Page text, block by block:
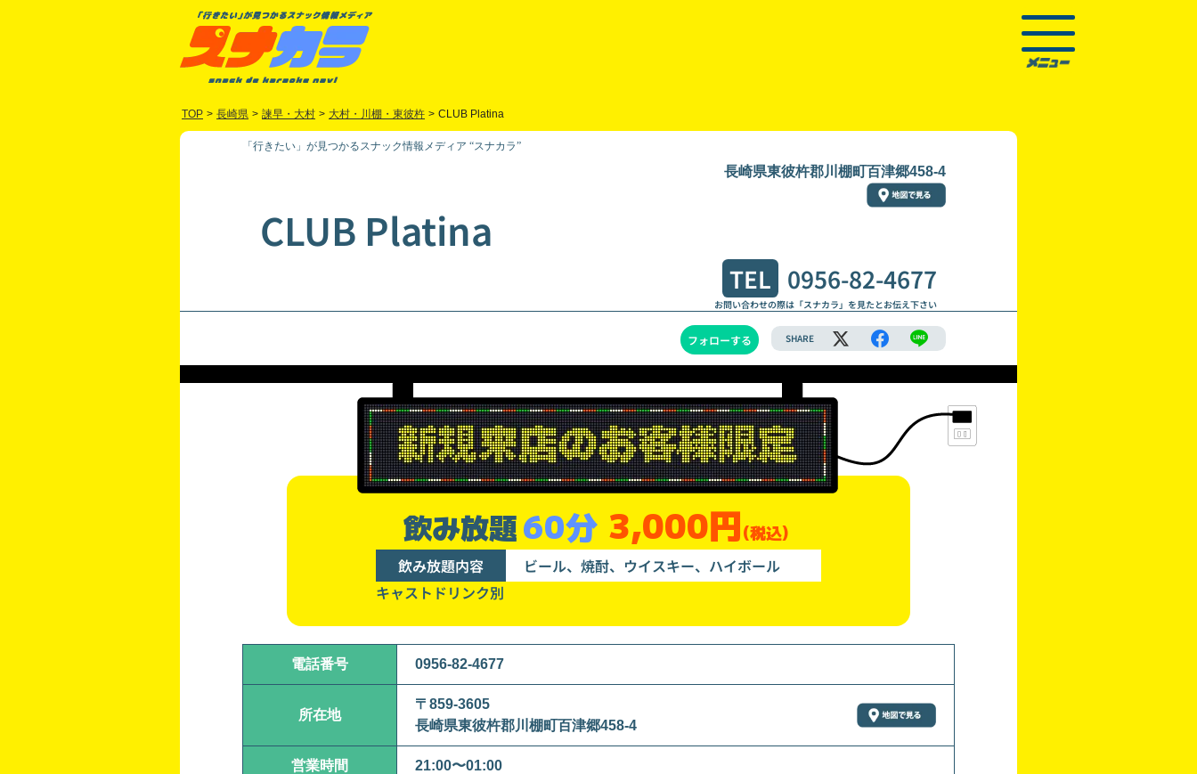
TOP > 長崎県 > 諫早・大村 > 大村・川棚・東彼杵 > CLUB Platina
「行きたい」が見つかるスナック情報メディア “スナカラ”
長崎県東彼杵郡川棚町百津郷458-4
CLUB Platina
TEL 0956-82-4677
お問い合わせの際は「スナカラ」を見たとお伝え下さい
フォローする SHARE
飲み放題60分 3,000円(税込)
飲み放題内容
ビール、焼酎、ウイスキー、ハイボール
キャストドリンク別
電話番号 0956-82-4677
所在地
〒859-3605
長崎県東彼杵郡川棚町百津郷458-4
営業時間 21:00〜01:00